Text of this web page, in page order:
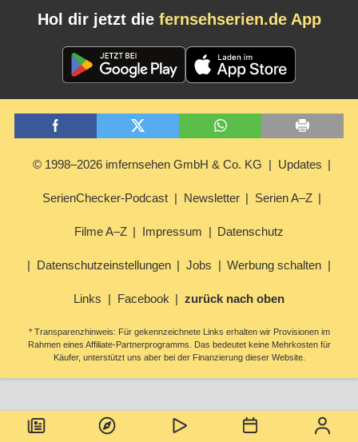
Hol dir jetzt die fernsehserien.de App
© 1998–2026 imfernsehen GmbH & Co. KG Updates
SerienChecker-Podcast Newsletter Serien A–Z
Filme A–Z Impressum Datenschutz
Datenschutzeinstellungen Jobs Werbung schalten
Links Facebook zurück nach oben
* Transparenzhinweis: Für gekennzeichnete Links erhalten wir Provisionen im
Rahmen eines Affiliate-Partnerprogramms. Das bedeutet keine Mehrkosten für
Käufer, unterstützt uns aber bei der Finanzierung dieser Website.